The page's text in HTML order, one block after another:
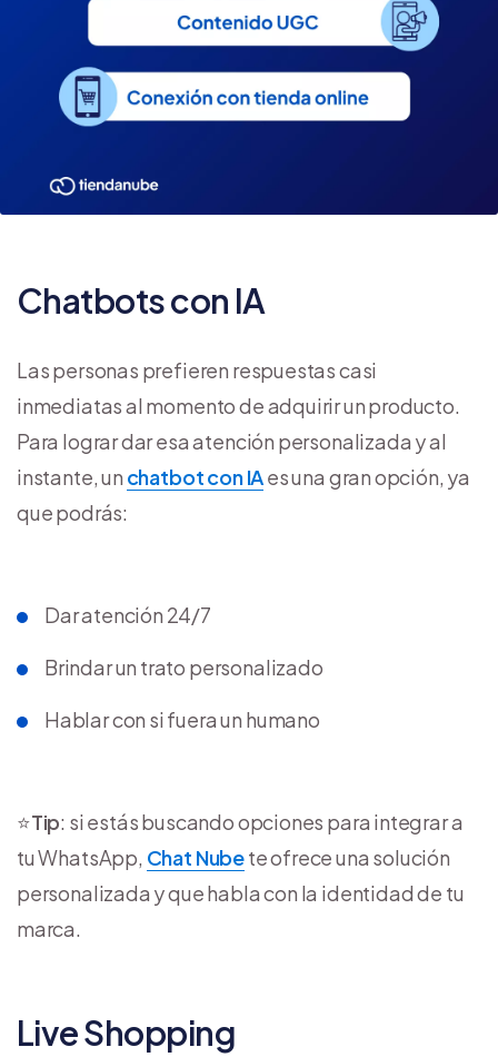
Chatbots con IA
Las personas prefieren respuestas casi
inmediatas al momento de adquirir un producto.
Para lograr dar esa atención personalizada y al
instante, un chatbot con IAes una gran opción, ya
que podrás:
Dar atención 24/7
Brindar un trato personalizado
Hablar con si fuera un humano
⭐Tip: si estás buscando opciones para integrar a
tu WhatsApp, Chat Nubete ofrece una solución
personalizada y que habla con la identidad de tu
marca.
Live Shopping